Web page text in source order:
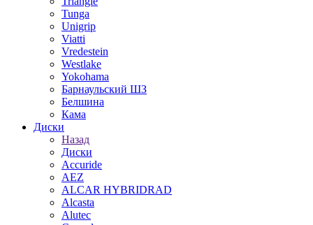
Tunga
Unigrip
Viatti
Vredestein
Westlake
Yokohama
Барнаульский ШЗ
Белшина
Кама
Диски
Назад
Диски
Accuride
AEZ
ALCAR HYBRIDRAD
Alcasta
Alutec